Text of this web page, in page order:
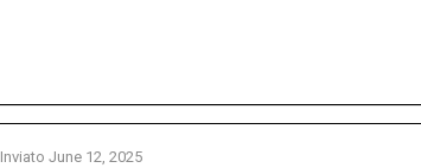
Inviato June 12, 2025